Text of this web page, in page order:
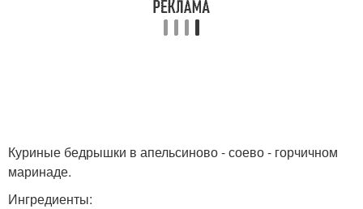
Куриные бедрышки в апельсиново - соево - горчичном
маринаде.
Ингредиенты: